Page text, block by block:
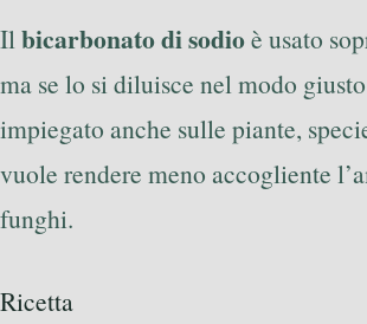
Il bicarbonato di sodioè usato
ma se lo si diluisce nel modo
impiegato anche sulle piante,
vuole rendere meno accogliente
funghi.
Ricetta